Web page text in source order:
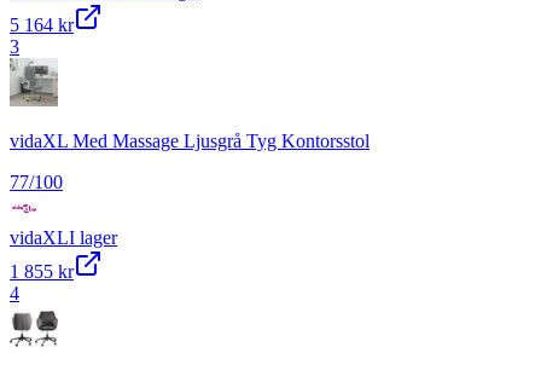
5 164 kr
3
vidaXL Med Massage Ljusgrå Tyg Kontorsstol
77/100
vidaXLI lager
1 855 kr
4